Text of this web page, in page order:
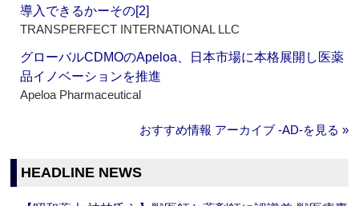
導入できるかーその[2]
TRANSPERFECT INTERNATIONAL LLC
グローバルCDMOのApeloa、日本市場に本格展開し医薬
品イノベーションを推進
Apeloa Pharmaceutical
おすすめ情報 アーカイブ ‐AD‐を見る »
HEADLINE NEWS